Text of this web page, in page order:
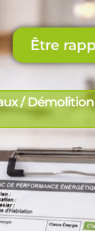
Être
/ Démolition